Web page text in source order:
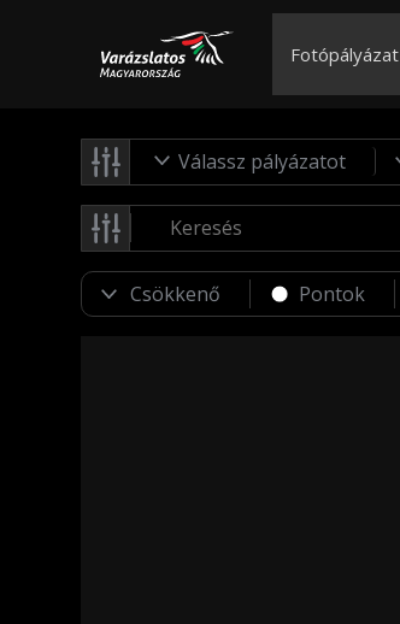
Fotópályázat
Válassz pályázatot
Pontok